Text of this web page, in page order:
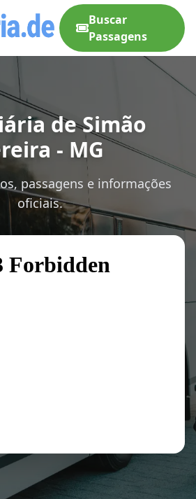
Buscar
Passagens
de Simão
- MG
passagens e informações
oficiais.